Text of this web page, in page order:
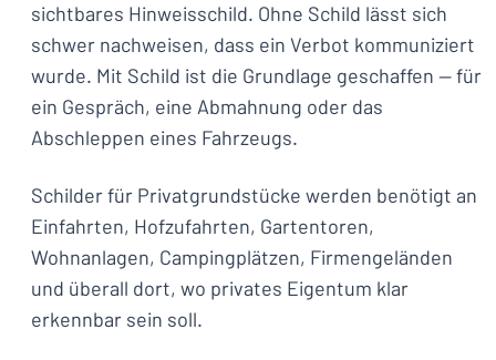
sichtbares Hinweisschild. Ohne Schild lässt sich
schwer nachweisen, dass ein Verbot kommuniziert
wurde. Mit Schild ist die Grundlage geschaffen — für
ein Gespräch, eine Abmahnung oder das
Abschleppen eines Fahrzeugs.
Schilder für Privatgrundstücke werden benötigt an
Einfahrten, Hofzufahrten, Gartentoren,
Wohnanlagen, Campingplätzen, Firmengeländen
und überall dort, wo privates Eigentum klar
erkennbar sein soll.